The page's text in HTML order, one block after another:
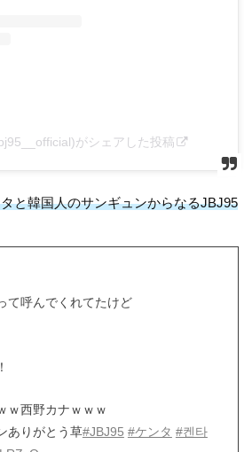
がシェアした投稿
と韓国人のサンギュンからなるJBJ95
て呼んでくれてたけど
ｗ西野カナｗｗｗ
ありがとう草#JBJ95 #ケンタ #켄타